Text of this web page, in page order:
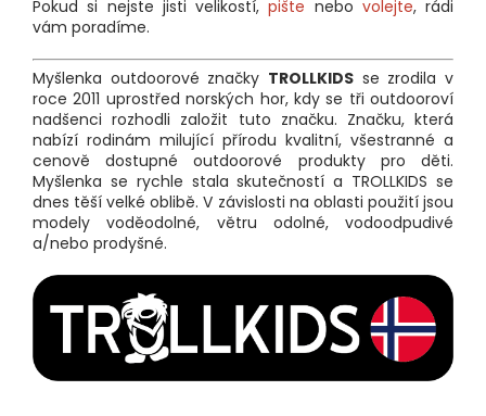
Pokud si nejste jisti velikostí,pište nebo volejte, rádi
vám poradíme.
Myšlenka outdoorové značky TROLLKIDS se zrodila v
roce 2011 uprostřed norských hor, kdy se tři outdooroví
nadšenci rozhodli založit tuto značku. Značku, která
nabízí rodinám milující přírodu kvalitní, všestranné a
cenově dostupné outdoorové produkty pro děti.
Myšlenka se rychle stala skutečností a TROLLKIDS se
dnes těší velké oblibě. V závislosti na oblasti použití jsou
modely voděodolné, větru odolné, vodoodpudivé
a/nebo prodyšné.